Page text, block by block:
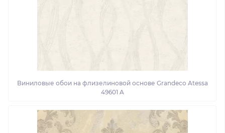
Виниловые обои на флизелиновой основе Grandeco Atessa
49601 A